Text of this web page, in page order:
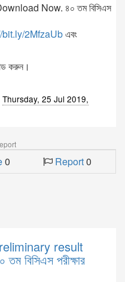
Now. ৪০ তম বিসিএস
bit.ly/2MfzaUbএবং
করুন।
Thursday, 25 Jul 2019,
0 Report0
result
বিসিএস পরীক্ষার